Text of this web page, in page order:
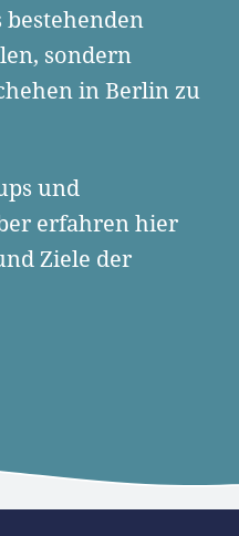
sondern
in Berlin zu
und
erfahren hier
Ziele der